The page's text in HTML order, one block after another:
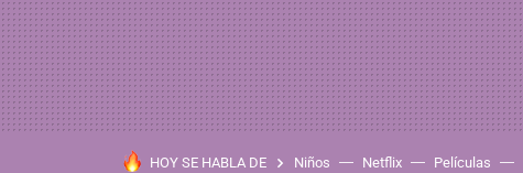
HOY SE HABLA DE Niños Netflix Películas